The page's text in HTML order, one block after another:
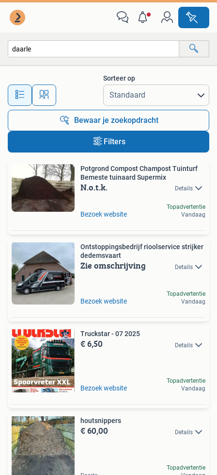
Alle afstanden…
Sorteer op
Bewaar je zoekopdracht
Filters
Potgrond Compost Champost Tuinturf
Bemeste tuinaard Supermix
N.o.t.k. Details
Bezoek website
Topadvertentie
Vandaag
Ontstoppingsbedrijf rioolservice strijker
dedemsvaart
Zie omschrijving Details
Bezoek website
Topadvertentie
Vandaag
Truckstar - 07 2025
€ 6,50 Details
Bezoek website
Topadvertentie
Vandaag
houtsnippers
€ 60,00 Details
Topadvertentie